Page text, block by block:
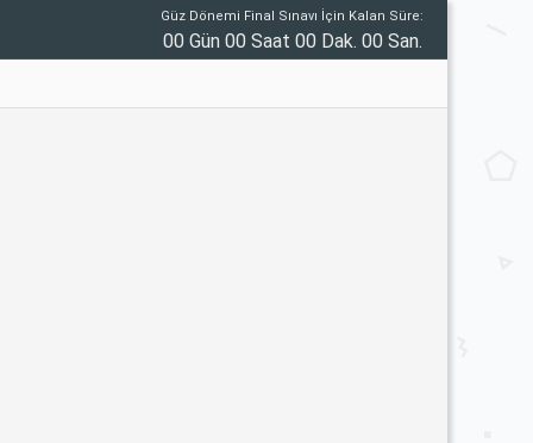
Güz Dönemi Final Sınavı İçin Kalan Süre:
00 Gün 00 Saat 00 Dak. 00 San.